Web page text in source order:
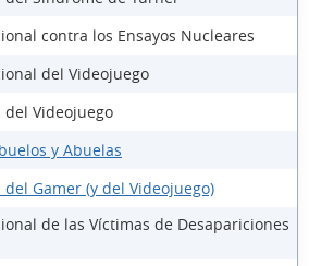
contra los Ensayos Nucleares
del Videojuego
Videojuego
y Abuelas
Gamer (y del Videojuego)
de las Víctimas de Desapariciones